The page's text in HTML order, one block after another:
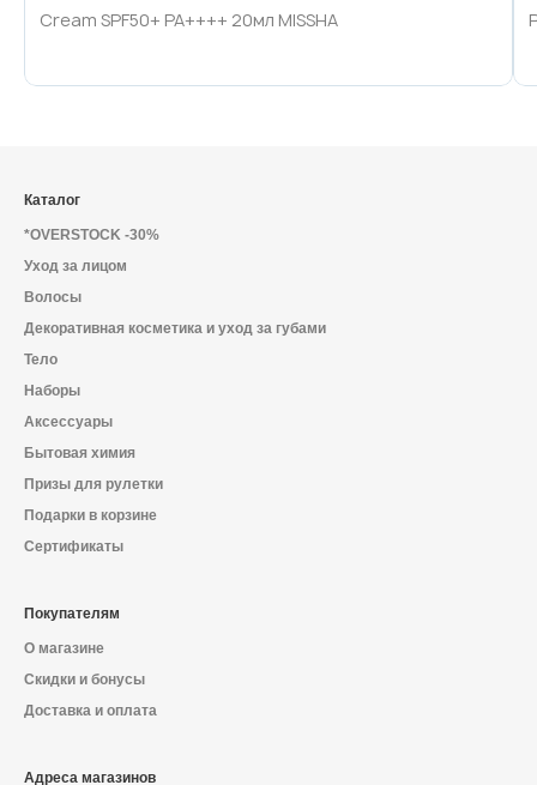
Cream SPF50+ PA++++ 20мл MISSHA
Каталог
*OVERSTOCK -30%
Уход за лицом
Волосы
Декоративная косметика и уход за губами
Тело
Наборы
Аксессуары
Бытовая химия
Призы для рулетки
Подарки в корзине
Сертификаты
Покупателям
О магазине
Скидки и бонусы
Доставка и оплата
Адреса магазинов